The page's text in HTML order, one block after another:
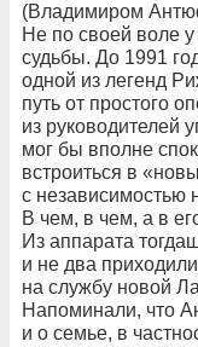
(Владимиром
Не по своей воле
судьбы. До 1991
одной из легенд
путь от простого
из руководителей
мог бы вполне
встроиться в
с независимостью
В чем, в чем, а в
Из аппарата
и не два
на службу новой
Напоминали, что
и о семье, в